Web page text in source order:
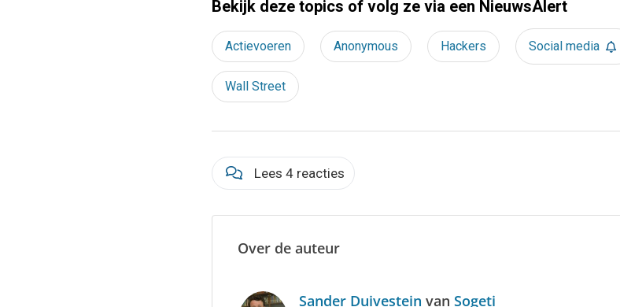
Bekijk deze topics of volg ze via een NieuwsAlert
Actievoeren Anonymous Hackers Social media
Wall Street
Lees 4 reacties
Over de auteur
Sander DuivesteinvanSogeti